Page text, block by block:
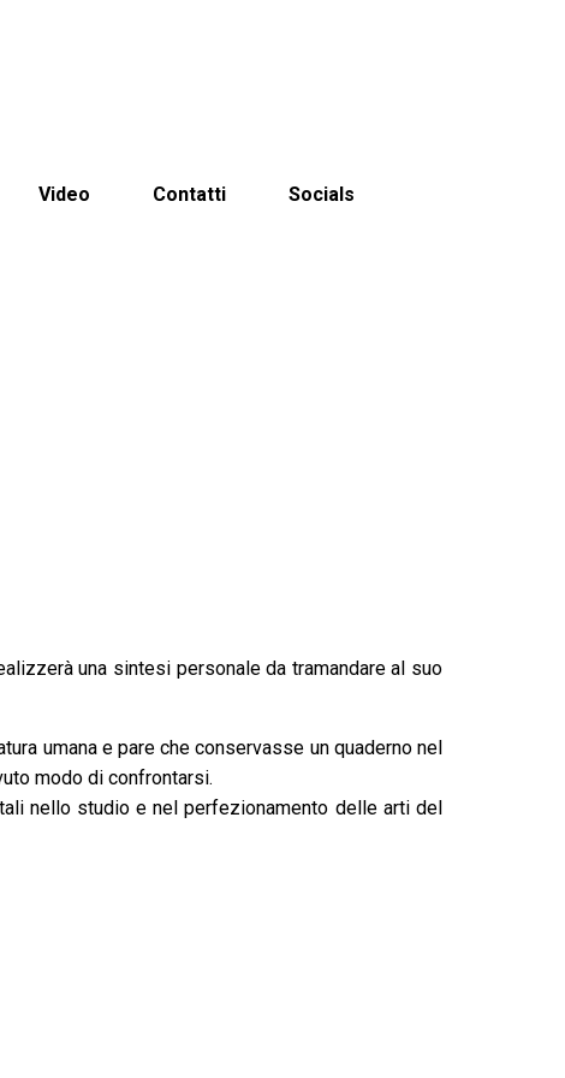
Video Contatti Socials
una sintesi personale da tramandare al suo
umana e pare che conservasse un quaderno nel
modo di confrontarsi.
nello studio e nel perfezionamento delle arti del